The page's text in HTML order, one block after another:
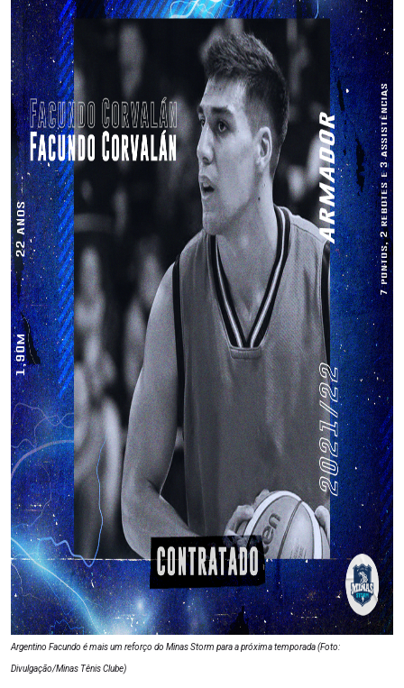
Argentino Facundo é mais um reforço do Minas Storm para a próxima temporada (Foto:
Divulgação/Minas Tênis Clube)